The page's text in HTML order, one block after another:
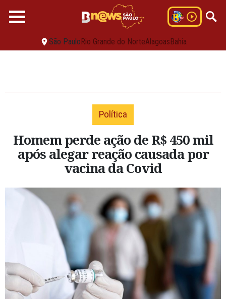
São PauloRio Grande do NorteAlagoasBahia
Política
Homem perde ação de R$ 450 mil
após alegar reação causada por
vacina da Covid